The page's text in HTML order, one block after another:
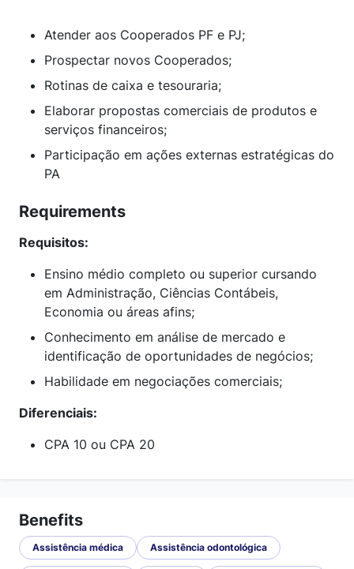
Atender aos Cooperados PF e PJ;
Prospectar novos Cooperados;
Rotinas de caixa e tesouraria;
Elaborar propostas comerciais de produtos e
serviços financeiros;
Participação em ações externas estratégicas do
PA
Requirements
Requisitos:
Ensino médio completo ou superior cursando
em Administração, Ciências Contábeis,
Economia ou áreas afins;
Conhecimento em análise de mercado e
identificação de oportunidades de negócios;
Habilidade em negociações comerciais;
Diferenciais:
CPA 10 ou CPA 20
Benefits
Assistência médica Assistência odontológica